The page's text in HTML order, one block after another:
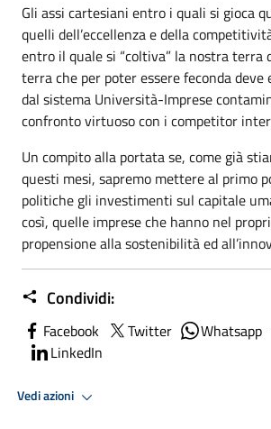
Gli assi cartesiani entro i quali si gioca
quelli dell’eccellenza e della
entro il quale si “coltiva” la nostra terra
terra che per poter essere feconda
dal sistema Università-Imprese
confronto virtuoso con i competitor
Un compito alla portata se, come già
questi mesi, sapremo mettere al primo
politiche gli investimenti sul capitale
così, quelle imprese che hanno nel
propensione alla sostenibilità ed
Condividi:
Facebook Twitter Whatsapp
LinkedIn
Vedi azioni